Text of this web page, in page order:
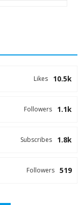
10.5k
Likes
1.1k
Followers
1.8k
Subscribes
519
Followers